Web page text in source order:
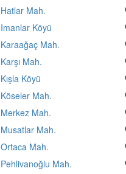
Hatlar Mah.
Imanlar Köyü
Karaağaç Mah.
Karşı Mah.
Kışla Köyü
Köseler Mah.
Merkez Mah.
Musatlar Mah.
Ortaca Mah.
Pehlivanoğlu Mah.